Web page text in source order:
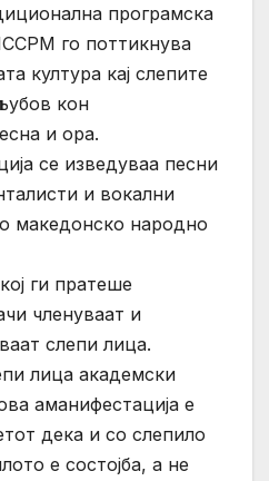
програмска
го поттикнува
култура кај слепите
кон
и ора.
се изведуваа песни
и вокални
македонско народно
ги пратеше
членуваат и
слепи лица.
лица академски
аманифестација е
дека и со слепило
е состојба, а не